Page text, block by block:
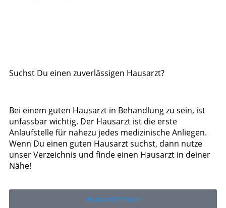
Suchst Du einen zuverlässigen Hausarzt?
Bei einem guten Hausarzt in Behandlung zu sein, ist
unfassbar wichtig. Der Hausarzt ist die erste
Anlaufstelle für nahezu jedes medizinische Anliegen.
Wenn Du einen guten Hausarzt suchst, dann nutze
unser Verzeichnis und finde einen Hausarzt in deiner
Nähe!
Hausarzt finden